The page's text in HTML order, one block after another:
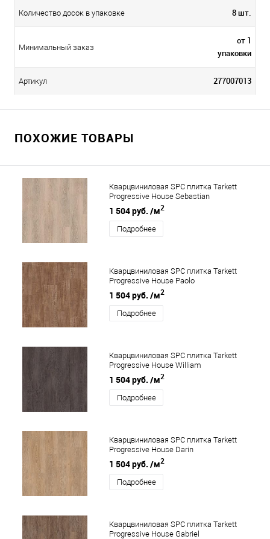
Количество досок в упаковке 8 шт.
Минимальный заказ
от 1
упаковки
Артикул 277007013
ПОХОЖИЕ ТОВАРЫ
Кварцвиниловая SPC плитка Tarkett
Progressive House Sebastian
1 504 руб. /м2
Подробнее
Кварцвиниловая SPC плитка Tarkett
Progressive House Paolo
1 504 руб. /м2
Подробнее
Кварцвиниловая SPC плитка Tarkett
Progressive House William
1 504 руб. /м2
Подробнее
Кварцвиниловая SPC плитка Tarkett
Progressive House Darin
1 504 руб. /м2
Подробнее
Кварцвиниловая SPC плитка Tarkett
Progressive House Gabriel